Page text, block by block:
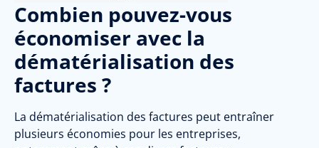
Combien pouvez-vous
économiser avec la
dématérialisation des
factures ?
La dématérialisation des factures peut entraîner
plusieurs économies pour les entreprises,